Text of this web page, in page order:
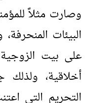
وصارت مثلاً
البيئات
على بيت الزوجية
أخلاقية،
التحريم التي